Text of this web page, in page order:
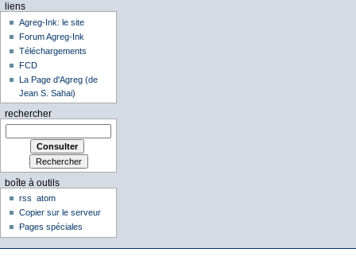
liens
Agreg-Ink: le site
Forum Agreg-Ink
Téléchargements
FCD
La Page d'Agreg (de
Jean S. Sahai)
rechercher
boîte à outils
rss
atom
Copier sur le serveur
Pages spéciales